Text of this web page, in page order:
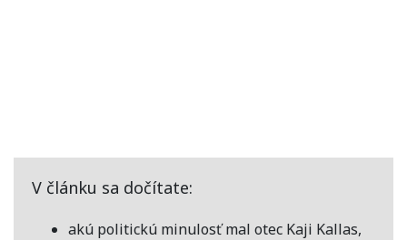
V článku sa dočítate:
akú politickú minulosť mal otec Kaji Kallas,